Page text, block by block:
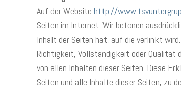
Auf der Website http://
Seiten im Internet. Wir betonen
Inhalt der Seiten hat, auf die verlinkt
Richtigkeit, Vollständigkeit oder
von allen Inhalten dieser Seiten. Diese
Seiten und alle Inhalte dieser Seiten, zu